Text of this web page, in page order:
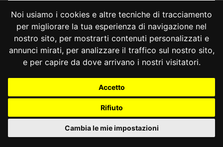
Noi usiamo i cookies e altre tecniche di tracciamento
per migliorare la tua esperienza di navigazione nel
nostro sito, per mostrarti contenuti personalizzati e
annunci mirati, per analizzare il traffico sul nostro sito,
e per capire da dove arrivano i nostri visitatori.
Accetto
Rifiuto
Cambia le mie impostazioni
loro compatibilità con i diversi valori
paesaggistici riconosciuti e tutelati, con
particolare attenzione alla salvaguardia dei
paesaggi rurali e dei siti inseriti nella lista del
patrimonio mondiale dell’UNESCO), che non
Tale disposizione, prosegue la resistente,
si limita a prevedere un’attività preliminare di
natura meramente ricognitiva in ordine agli
immobili e alle aree già dichiarate di notevole